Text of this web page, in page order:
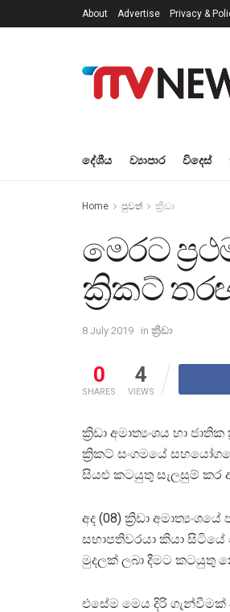
About Advertise Privacy &
දේශීය ව්‍යාපාර විදෙස්
Home පුවත් ක්‍රීඩා
මෙරට
ක්‍රිකට්
8 July 2019 in ක්‍රීඩා
0
SHARES
4
VIEWS
ක්‍රිඩා අමාත්‍යංශය හා
ක්‍රිකට් සංගමයේ
සියළු කටයුතු සැලසුම් කර
අද (08) ක්‍රිඩා
සභාපතිවරයා කියා සිටියේ
මුදලක් ලබා දීමට කටයුතු
එසේම මෙය දිරි ගැන්වීමක්